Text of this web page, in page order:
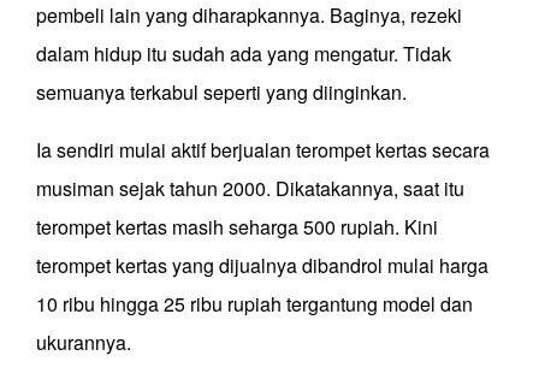
pembeli lain yang diharapkannya. Baginya, rezeki
dalam hidup itu sudah ada yang mengatur. Tidak
semuanya terkabul seperti yang diinginkan.
Ia sendiri mulai aktif berjualan terompet kertas secara
musiman sejak tahun 2000. Dikatakannya, saat itu
terompet kertas masih seharga 500 rupiah. Kini
terompet kertas yang dijualnya dibandrol mulai harga
10 ribu hingga 25 ribu rupiah tergantung model dan
ukurannya.